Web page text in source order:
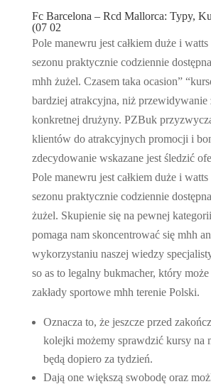
Fc Barcelona – Rcd Mallorca: Typy,
(07 02
Pole manewru jest całkiem duże i
sezonu praktycznie codziennie
mhh żużel. Czasem taka ocasion”
bardziej atrakcyjna, niż przewidywanie
konkretnej drużyny. PZBuk
klientów do atrakcyjnych promocji i
zdecydowanie wskazane jest śledzić
Pole manewru jest całkiem duże i
sezonu praktycznie codziennie
żużel. Skupienie się na pewnej
pomaga nam skoncentrować się mhh
wykorzystaniu naszej wiedzy
so as to legalny bukmacher, który
zakłady sportowe mhh terenie Polski.
Oznacza to, że jeszcze przed
kolejki możemy sprawdzić kursy na
będą dopiero za tydzień.
Dają one większą swobodę oraz